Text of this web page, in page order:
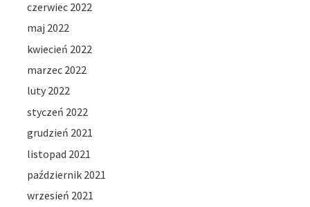
czerwiec 2022
maj 2022
kwiecień 2022
marzec 2022
luty 2022
styczeń 2022
grudzień 2021
listopad 2021
październik 2021
wrzesień 2021